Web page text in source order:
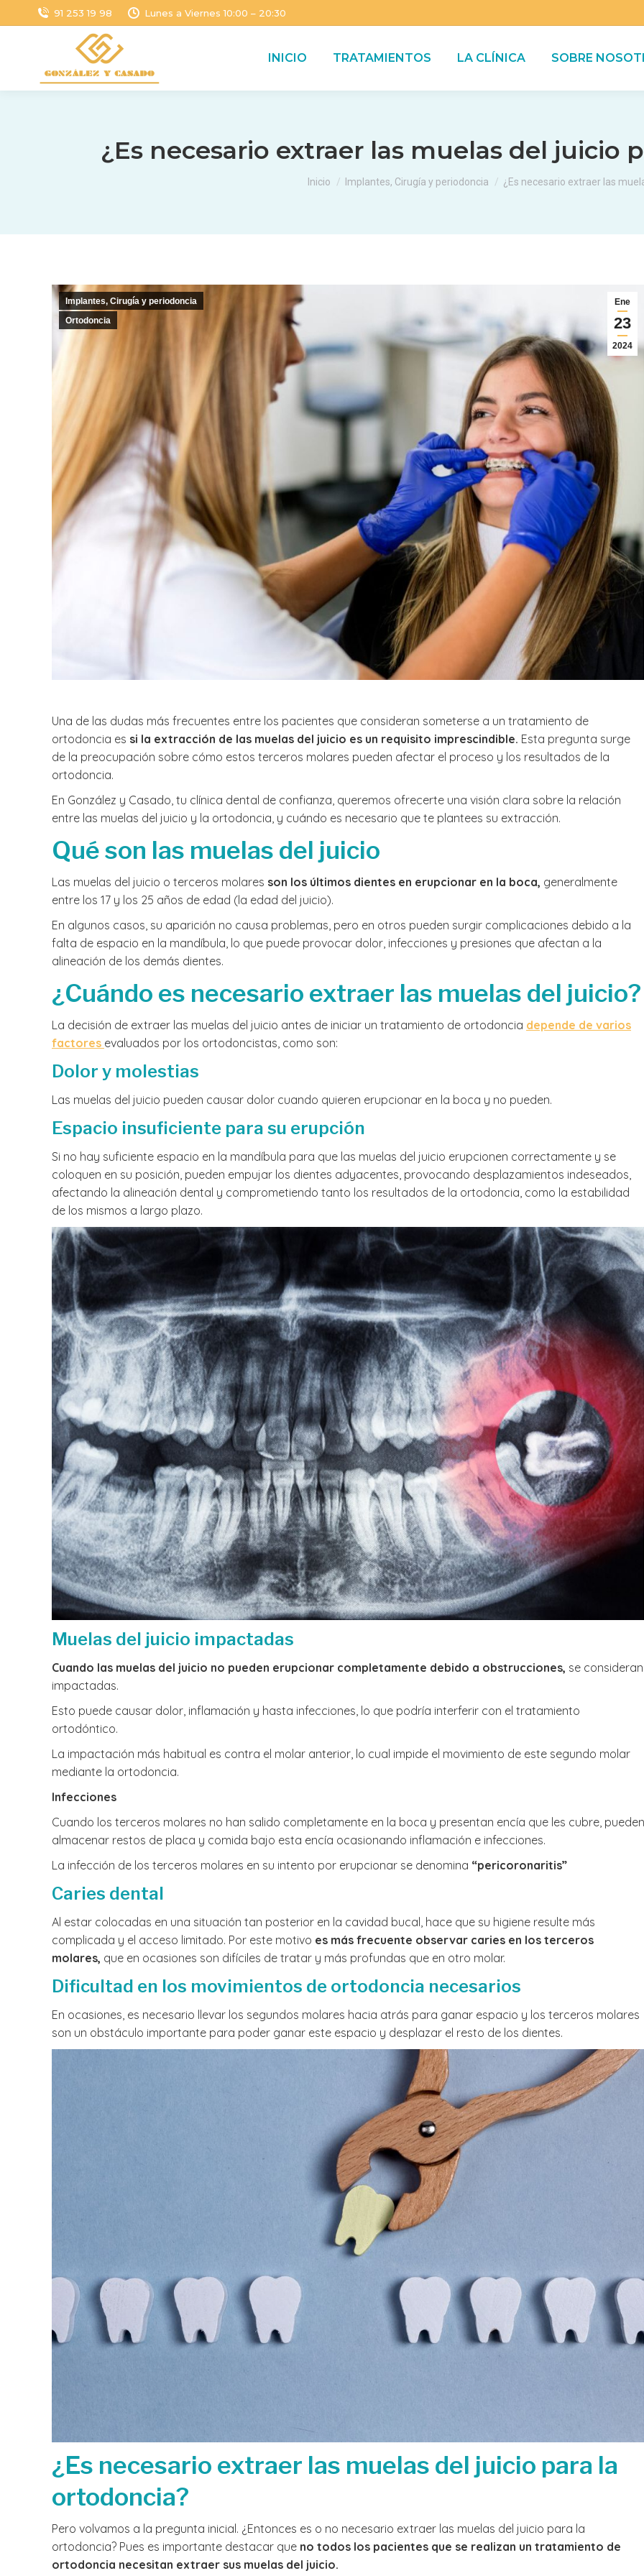
91 253 19 98 Lunes a Viernes 10:00 – 20:30
INICIO TRATAMIENTOS LA CLÍNICA SOBRE
¿Es necesario extraer las muelas del juicio
Estás aquí:
Inicio Implantes, Cirugía y periodoncia ¿Es necesario extraer las
Ene
23
2024
Implantes, Cirugía y periodoncia
Ortodoncia
Una de las dudas más frecuentes entre los pacientes que consideran someterse a un tratamiento de
ortodoncia es si la extracción de las muelas del juicio es un requisito imprescindible. Esta pregunta surge
de la preocupación sobre cómo estos terceros molares pueden afectar el proceso y los resultados de la
ortodoncia.
En González y Casado, tu clínica dental de confianza, queremos ofrecerte una visión clara sobre la relación
entre las muelas del juicio y la ortodoncia, y cuándo es necesario que te plantees su extracción.
Qué son las muelas del juicio
Las muelas del juicio o terceros molares son los últimos dientes en erupcionar en la boca, generalmente
entre los 17 y los 25 años de edad (la edad del juicio).
En algunos casos, su aparición no causa problemas, pero en otros pueden surgir complicaciones debido a la
falta de espacio en la mandíbula, lo que puede provocar dolor, infecciones y presiones que afectan a la
alineación de los demás dientes.
¿Cuándo es necesario extraer las muelas del juicio?
La decisión de extraer las muelas del juicio antes de iniciar un tratamiento de ortodoncia depende de varios
factores evaluados por los ortodoncistas, como son:
Dolor y molestias
Las muelas del juicio pueden causar dolor cuando quieren erupcionar en la boca y no pueden.
Espacio insuficiente para su erupción
Si no hay suficiente espacio en la mandíbula para que las muelas del juicio erupcionen correctamente y se
coloquen en su posición, pueden empujar los dientes adyacentes, provocando desplazamientos indeseados,
afectando la alineación dental y comprometiendo tanto los resultados de la ortodoncia, como la estabilidad
de los mismos a largo plazo.
Muelas del juicio impactadas
Cuando las muelas del juicio no pueden erupcionar completamente debido a obstrucciones, se consideran
impactadas.
Esto puede causar dolor, inflamación y hasta infecciones, lo que podría interferir con el tratamiento
ortodóntico.
La impactación más habitual es contra el molar anterior, lo cual impide el movimiento de este segundo molar
mediante la ortodoncia.
Infecciones
Cuando los terceros molares no han salido completamente en la boca y presentan encía que les cubre, pueden
almacenar restos de placa y comida bajo esta encía ocasionando inflamación e infecciones.
La infección de los terceros molares en su intento por erupcionar se denomina “pericoronaritis”
Caries dental
Al estar colocadas en una situación tan posterior en la cavidad bucal, hace que su higiene resulte más
complicada y el acceso limitado. Por este motivo es más frecuente observar caries en los terceros
molares, que en ocasiones son difíciles de tratar y más profundas que en otro molar.
Dificultad en los movimientos de ortodoncia necesarios
En ocasiones, es necesario llevar los segundos molares hacia atrás para ganar espacio y los terceros molares
son un obstáculo importante para poder ganar este espacio y desplazar el resto de los dientes.
¿Es necesario extraer las muelas del juicio para la
ortodoncia?
Pero volvamos a la pregunta inicial. ¿Entonces es o no necesario extraer las muelas del juicio para la
ortodoncia? Pues es importante destacar que no todos los pacientes que se realizan un tratamiento de
ortodoncia necesitan extraer sus muelas del juicio.
me la
una muela
sospecha
perder y
dedicada,
equipo
Leer más